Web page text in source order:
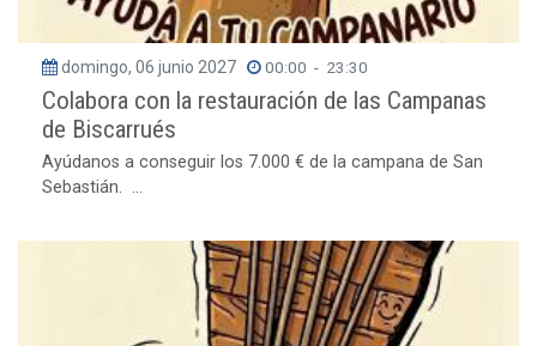
domingo, 06 junio 2027 00:00 - 23:30
Colabora con la restauración de las Campanas
de Biscarrués
Ayúdanos a conseguir los 7.000 € de la campana de San
Sebastián. ...